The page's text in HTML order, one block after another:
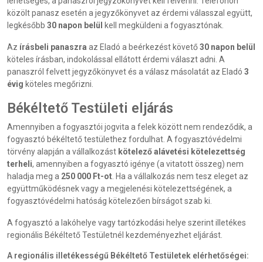
közölt panasz esetén a jegyzőkönyvet az érdemi válasszal együtt,
legkésőbb 30 napon belül kell megküldeni a fogyasztónak.
Az írásbeli panaszra az Eladó a beérkezést követő30 napon belül
köteles írásban, indokolással ellátott érdemi választ adni. A
panaszról felvett jegyzőkönyvet és a válasz másolatát az Eladó 3
évig köteles megőrizni.
Békéltető Testületi eljárás
Amennyiben a fogyasztói jogvita a felek között nem rendeződik, a
fogyasztó békéltető testülethez fordulhat. A fogyasztóvédelmi
törvény alapján a vállalkozást kötelező alávetési kötelezettség
terheli, amennyiben a fogyasztó igénye (a vitatott összeg) nem
haladja meg a 250 000 Ft-ot . Ha a vállalkozás nem tesz eleget az
együttműködésnek vagy a megjelenési kötelezettségének, a
fogyasztóvédelmi hatóság kötelezően bírságot szab ki.
A fogyasztó a lakóhelye vagy tartózkodási helye szerint illetékes
regionális Békéltető Testületnél kezdeményezhet eljárást.
A regionális illetékességű Békéltető Testületek elérhetőségei: